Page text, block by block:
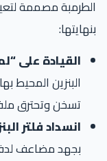
الطرمبة مصممة
بنهايتها:
القيادة على
البنزين المحيط
تسخن وتحترق
انسداد فلتر
بجهد مضاعف